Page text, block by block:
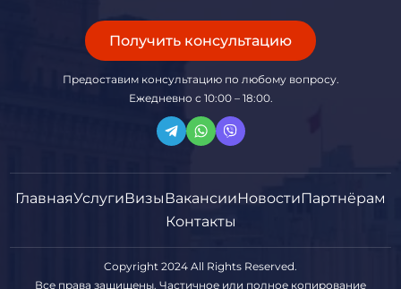
Получить консультацию
Предоставим консультацию по любому вопросу.
Ежедневно с 10:00 – 18:00.
ГлавнаяУслугиВизы ВакансииНовостиПартнёрам
Контакты
Copyright 2024 All Rights Reserved.
Все права защищены. Частичное или полное копирование